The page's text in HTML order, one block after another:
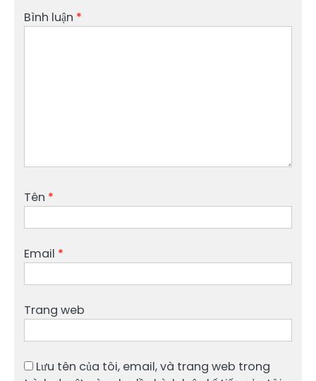
Bình luận *
Tên *
Email *
Trang web
Lưu tên của tôi, email, và trang web trong